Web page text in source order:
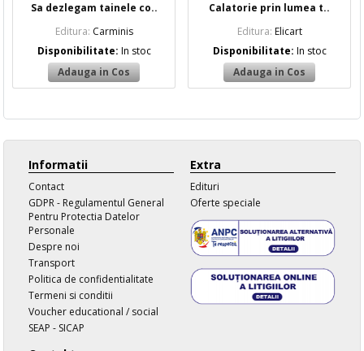
Sa dezlegam tainele co..
Editura: Carminis
Disponibilitate: In stoc
Calatorie prin lumea t..
Editura: Elicart
Disponibilitate: In stoc
Informatii
Contact
GDPR - Regulamentul General
Pentru Protectia Datelor
Personale
Despre noi
Transport
Politica de confidentialitate
Termeni si conditii
Voucher educational / social
SEAP - SICAP
Extra
Edituri
Oferte speciale